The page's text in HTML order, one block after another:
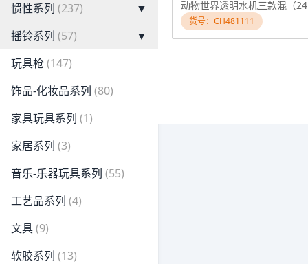
惯性系列 (237)
▼
摇铃系列 (57)
▼
玩具枪 (147)
饰品-化妆品系列 (80)
家具玩具系列 (1)
家居系列 (3)
音乐-乐器玩具系列 (55)
工艺品系列 (4)
文具(9)
软胶系列 (13)
货号：CH481111